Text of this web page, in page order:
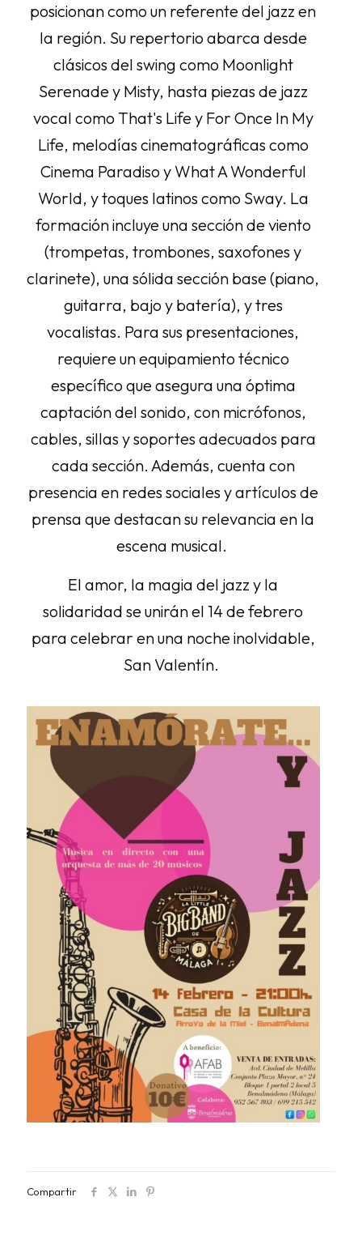
posicionan como un referente del jazz en
la región. Su repertorio abarca desde
clásicos del swing como Moonlight
Serenade y Misty, hasta piezas de jazz
vocal como That's Life y For Once In My
Life, melodías cinematográficas como
Cinema Paradiso y What A Wonderful
World, y toques latinos como Sway. La
formación incluye una sección de viento
(trompetas, trombones, saxofones y
clarinete), una sólida sección base (piano,
guitarra, bajo y batería), y tres
vocalistas. Para sus presentaciones,
requiere un equipamiento técnico
específico que asegura una óptima
captación del sonido, con micrófonos,
cables, sillas y soportes adecuados para
cada sección. Además, cuenta con
presencia en redes sociales y artículos de
prensa que destacan su relevancia en la
escena musical.
El amor, la magia del jazz y la
solidaridad se unirán el 14 de febrero
para celebrar en una noche inolvidable,
San Valentín.
Compartir